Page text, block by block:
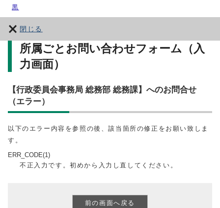
黒
閉じる
所属ごとお問い合わせフォーム（入
力画面）
【行政委員会事務局 総務部 総務課】へのお問合せ
（エラー）
以下のエラー内容を参照の後、該当箇所の修正をお願い致しま
す。
ERR_CODE(1)
不正入力です。初めから入力し直してください。